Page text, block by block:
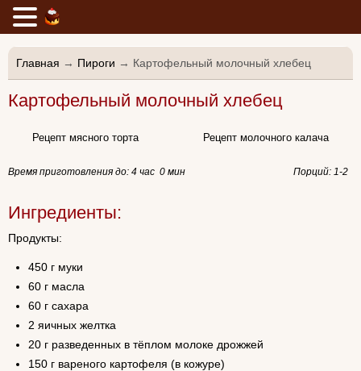
Главная → Пироги → Картофельный молочный хлебец
Картофельный молочный хлебец
Рецепт мясного торта Рецепт молочного калача
Время приготовления до: 4 час 0 мин Порций: 1-2
Ингредиенты:
Продукты:
450 г муки
60 г масла
60 г сахара
2 яичных желтка
20 г разведенных в тёплом молоке дрожжей
150 г вареного картофеля (в кожуре)